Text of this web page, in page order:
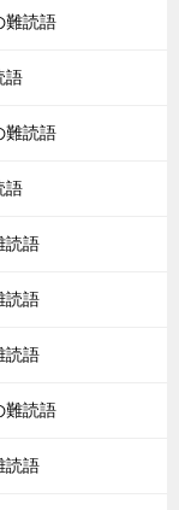
難読語
語
難読語
語
読語
読語
読語
難読語
読語